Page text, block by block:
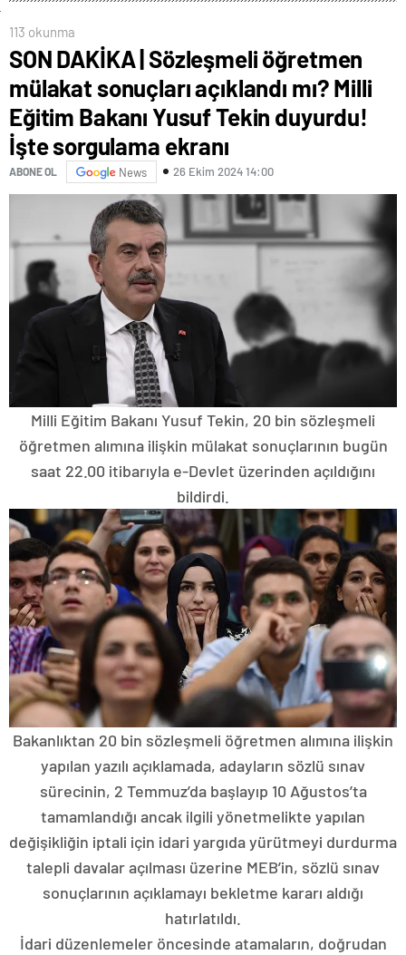
113 okunma
SON DAKİKA | Sözleşmeli öğretmen
mülakat sonuçları açıklandı mı? Milli
Eğitim Bakanı Yusuf Tekin duyurdu!
İşte sorgulama ekranı
ABONE OL News 26 Ekim 2024 14:00
Milli Eğitim Bakanı Yusuf Tekin, 20 bin sözleşmeli
öğretmen alımına ilişkin mülakat sonuçlarının bugün
saat 22.00 itibarıyla e-Devlet üzerinden açıldığını
bildirdi.
Bakanlıktan 20 bin sözleşmeli öğretmen alımına ilişkin
yapılan yazılı açıklamada, adayların sözlü sınav
sürecinin, 2 Temmuz’da başlayıp 10 Ağustos’ta
tamamlandığı ancak ilgili yönetmelikte yapılan
değişikliğin iptali için idari yargıda yürütmeyi durdurma
talepli davalar açılması üzerine MEB’in, sözlü sınav
sonuçlarının açıklamayı bekletme kararı aldığı
hatırlatıldı.
İdari düzenlemeler öncesinde atamaların, doğrudan